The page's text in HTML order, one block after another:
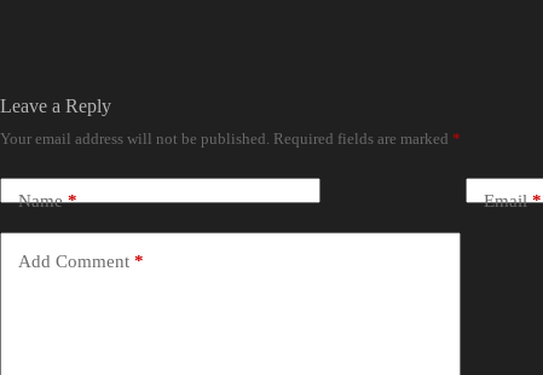
Leave a Reply
Your email address will not be published. Required fields are marked *
Name* Email*
Add Comment *